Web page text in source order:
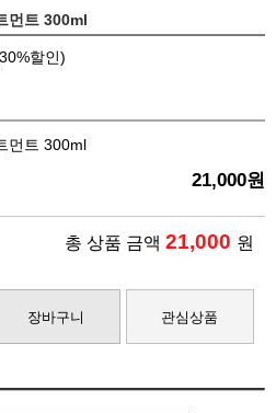
먼트 300ml
30%할인)
먼트 300ml
21,000원
총 상품 금액 21,000 원
장바구니 관심상품